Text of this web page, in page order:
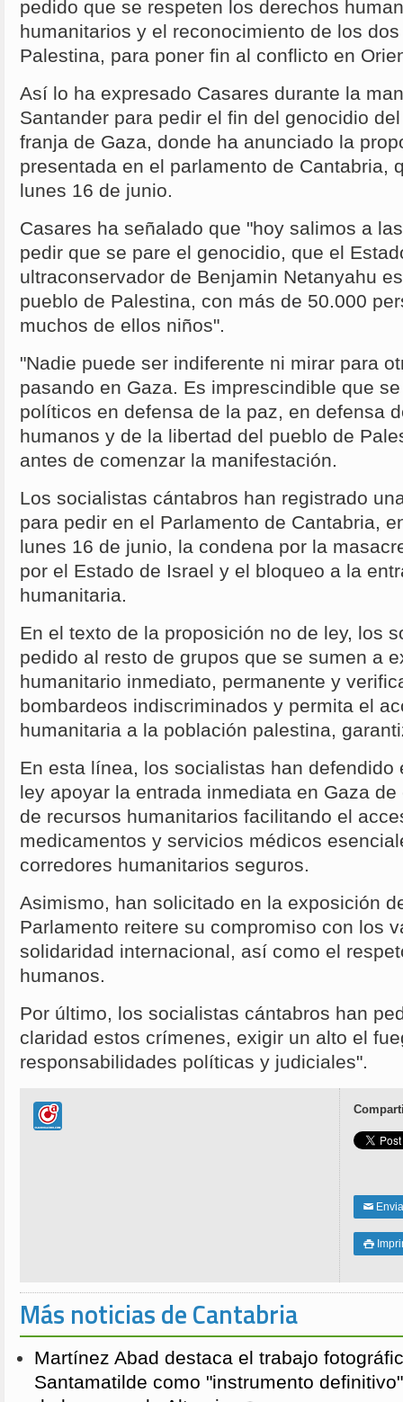
pedido que se respeten los derechos
humanitarios y el reconocimiento de los
Palestina, para poner fin al conflicto en
Así lo ha expresado Casares durante la
Santander para pedir el fin del genocidio
franja de Gaza, donde ha anunciado la
presentada en el parlamento de Cantabria,
lunes 16 de junio.
Casares ha señalado que "hoy salimos a
pedir que se pare el genocidio, que el
ultraconservador de Benjamin Netanyahu
pueblo de Palestina, con más de 50.000
muchos de ellos niños".
"Nadie puede ser indiferente ni mirar para
pasando en Gaza. Es imprescindible que
políticos en defensa de la paz, en defensa
humanos y de la libertad del pueblo de
antes de comenzar la manifestación.
Los socialistas cántabros han registrado
para pedir en el Parlamento de Cantabria,
lunes 16 de junio, la condena por la
por el Estado de Israel y el bloqueo a la
humanitaria.
En el texto de la proposición no de ley, los
pedido al resto de grupos que se sumen a
humanitario inmediato, permanente y
bombardeos indiscriminados y permita el
humanitaria a la población palestina,
En esta línea, los socialistas han defendido
ley apoyar la entrada inmediata en Gaza
de recursos humanitarios facilitando el
medicamentos y servicios médicos
corredores humanitarios seguros.
Asimismo, han solicitado en la exposición
Parlamento reitere su compromiso con los
solidaridad internacional, así como el
humanos.
Por último, los socialistas cántabros han
claridad estos crímenes, exigir un alto el
responsabilidades políticas y judiciales".
✉

Más noticias de Cantabria
Martínez Abad destaca el trabajo
Santamatilde como "instrumento